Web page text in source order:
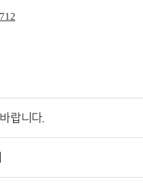
랍니다.